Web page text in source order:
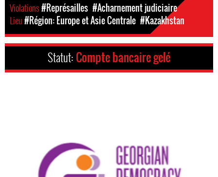
Violations#Représailles #Acharnement judiciaire
Lieu#Région: Europe et Asie Centrale #Kazakhstan
Statut: Compte bancaire gelé